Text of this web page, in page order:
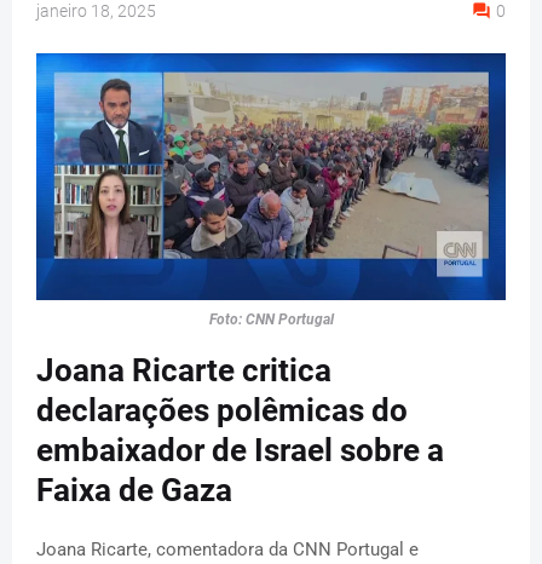
janeiro 18, 2025 0
Foto: CNN Portugal
Joana Ricarte critica
declarações polêmicas do
embaixador de Israel sobre a
Faixa de Gaza
Joana Ricarte, comentadora da CNN Portugal e